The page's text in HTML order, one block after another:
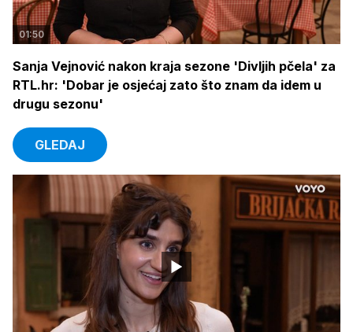
01:50
Sanja Vejnović nakon kraja sezone 'Divljih pčela' za
RTL.hr: 'Dobar je osjećaj zato što znam da idem u
drugu sezonu'
GLEDAJ